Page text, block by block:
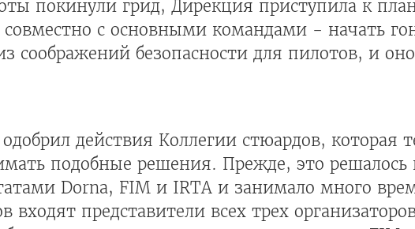
покинули грид, Дирекция приступила к
с основными командами - начать
соображений безопасности для пилотов, и
действия Коллегии стюардов, которая
подобные решения. Прежде, это решалось
Dorna, FIM и IRTA и занимало много
входят представители всех трех